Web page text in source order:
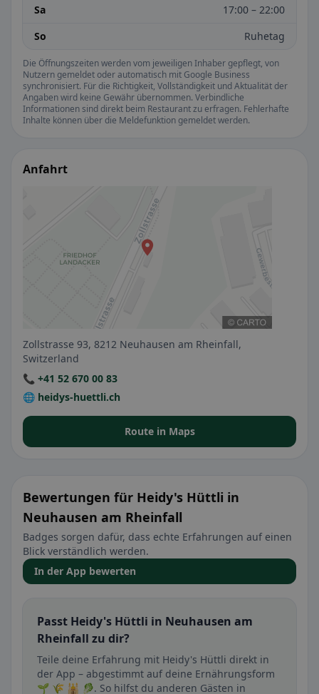
Sa
17:00 – 22:00
So
Ruhetag
Die Öffnungszeiten werden vom jeweiligen Inhaber gepflegt, von
Nutzern gemeldet oder automatisch mit Google Business
synchronisiert. Für die Richtigkeit, Vollständigkeit und Aktualität der
Angaben wird keine Gewähr übernommen. Verbindliche
Informationen sind direkt beim Restaurant zu erfragen. Fehlerhafte
Inhalte können über die Meldefunktion gemeldet werden.
Anfahrt
Zollstrasse 93, 8212 Neuhausen am Rheinfall,
Switzerland
📞 +41 52 670 00 83
🌐 heidys-huettli.ch
Route in Maps
Bewertungen für Heidy's Hüttli in
Neuhausen am Rheinfall
Badges sorgen dafür, dass echte Erfahrungen auf einen
Blick verständlich werden.
In der App bewerten
Passt Heidy's Hüttli in Neuhausen am
Rheinfall zu dir?
Teile deine Erfahrung mit Heidy's Hüttli direkt in
der App – abgestimmt auf deine Ernährungsform
🌱 🌾 🕌 🥬. So hilfst du anderen Gästen in